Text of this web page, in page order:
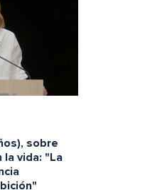
sobre
vida: "La